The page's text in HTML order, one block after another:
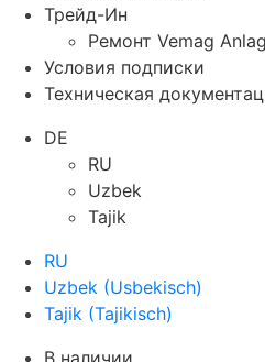
Трейд-Ин
Ремонт Vemag
Условия подписки
Техническая
DE
RU
Uzbek
Tajik
RU
Uzbek (Usbekisch)
Tajik (Tajikisch)
В наличии